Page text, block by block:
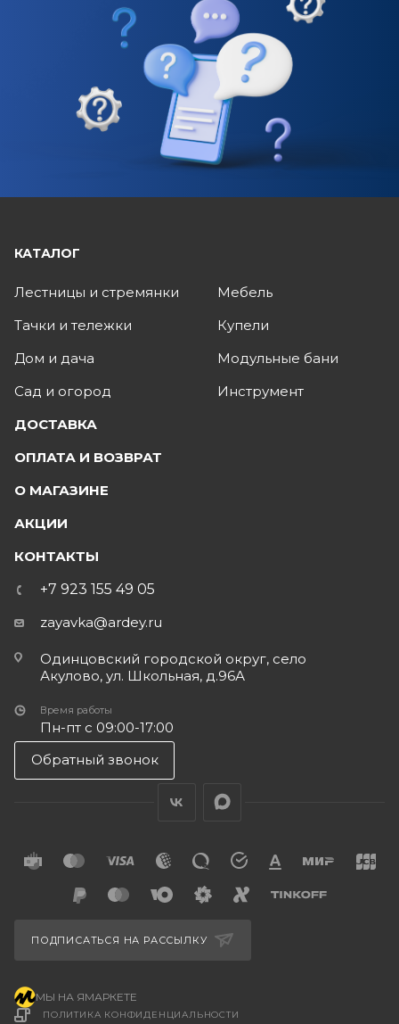
КАТАЛОГ
Лестницы и стремянки
Тачки и тележки
Дом и дача
Сад и огород
Мебель
Купели
Модульные бани
Инструмент
ДОСТАВКА
ОПЛАТА И ВОЗВРАТ
О МАГАЗИНЕ
АКЦИИ
КОНТАКТЫ
+7 923 155 49 05
zayavka@ardey.ru
Одинцовский городской округ, село
Акулово, ул. Школьная, д.96А
Время работы
Пн-пт с 09:00-17:00
Обратный звонок
ПОЛИТИКА КОНФИДЕНЦИАЛЬНОСТИ
ПОДПИСАТЬСЯ НА РАССЫЛКУ
МЫ НА ЯМАРКЕТЕ